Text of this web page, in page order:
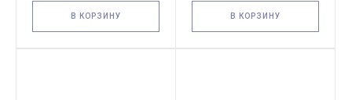
В КОРЗИНУ В КОРЗИНУ